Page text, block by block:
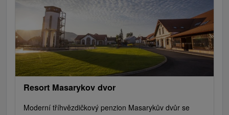
Resort Masarykov dvor
Moderní tříhvězdičkový penzion Masarykův dvůr se